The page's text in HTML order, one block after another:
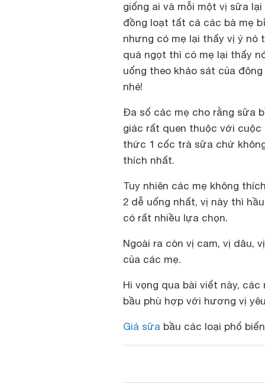
giống ai và mỗi một vị sữa
đồng loạt tất cả các bà mẹ
nhưng có mẹ lại thấy vị ý nó
quá ngọt thì có mẹ lại thấy
uống theo khảo sát của
nhé!
Đa số các mẹ cho rằng sữa
giác rất quen thuộc với cuộc
thức 1 cốc trà sữa chứ
thích nhất.
Tuy nhiên các mẹ không
2 dễ uống nhất, vị này thì
có rất nhiều lựa chọn.
Ngoài ra còn vị cam, vị dâu,
của các mẹ.
Hi vọng qua bài viết này,
bầu phù hợp với hương vị
Giá sữa bầu các loại phổ